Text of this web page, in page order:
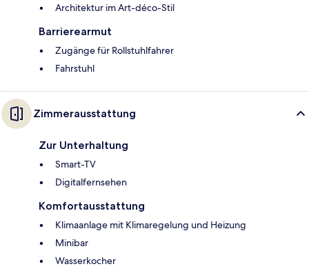
Architektur im Art-déco-Stil
Barrierearmut
Zugänge für Rollstuhlfahrer
Fahrstuhl
Zimmerausstattung
Zur Unterhaltung
Smart-TV
Digitalfernsehen
Komfortausstattung
Klimaanlage mit Klimaregelung und Heizung
Minibar
Wasserkocher